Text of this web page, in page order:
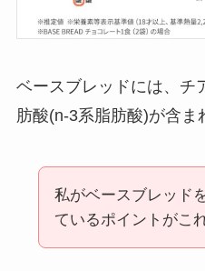
ベースブレッドには、チ
肪酸(n-3系脂肪酸)が含ま
私がベースブレッド
ているポイントがこ